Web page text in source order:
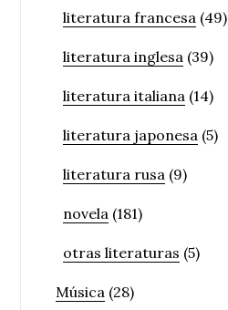
literatura francesa (49)
literatura inglesa (39)
literatura italiana (14)
literatura japonesa (5)
literatura rusa (9)
novela (181)
otras literaturas (5)
Música (28)